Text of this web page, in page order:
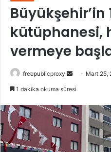
Büyükşehir’in
kütüphanesi,
vermeye
freepublicproxy
Bir
göndermek
Mart 25,
1 dakika okuma süresi